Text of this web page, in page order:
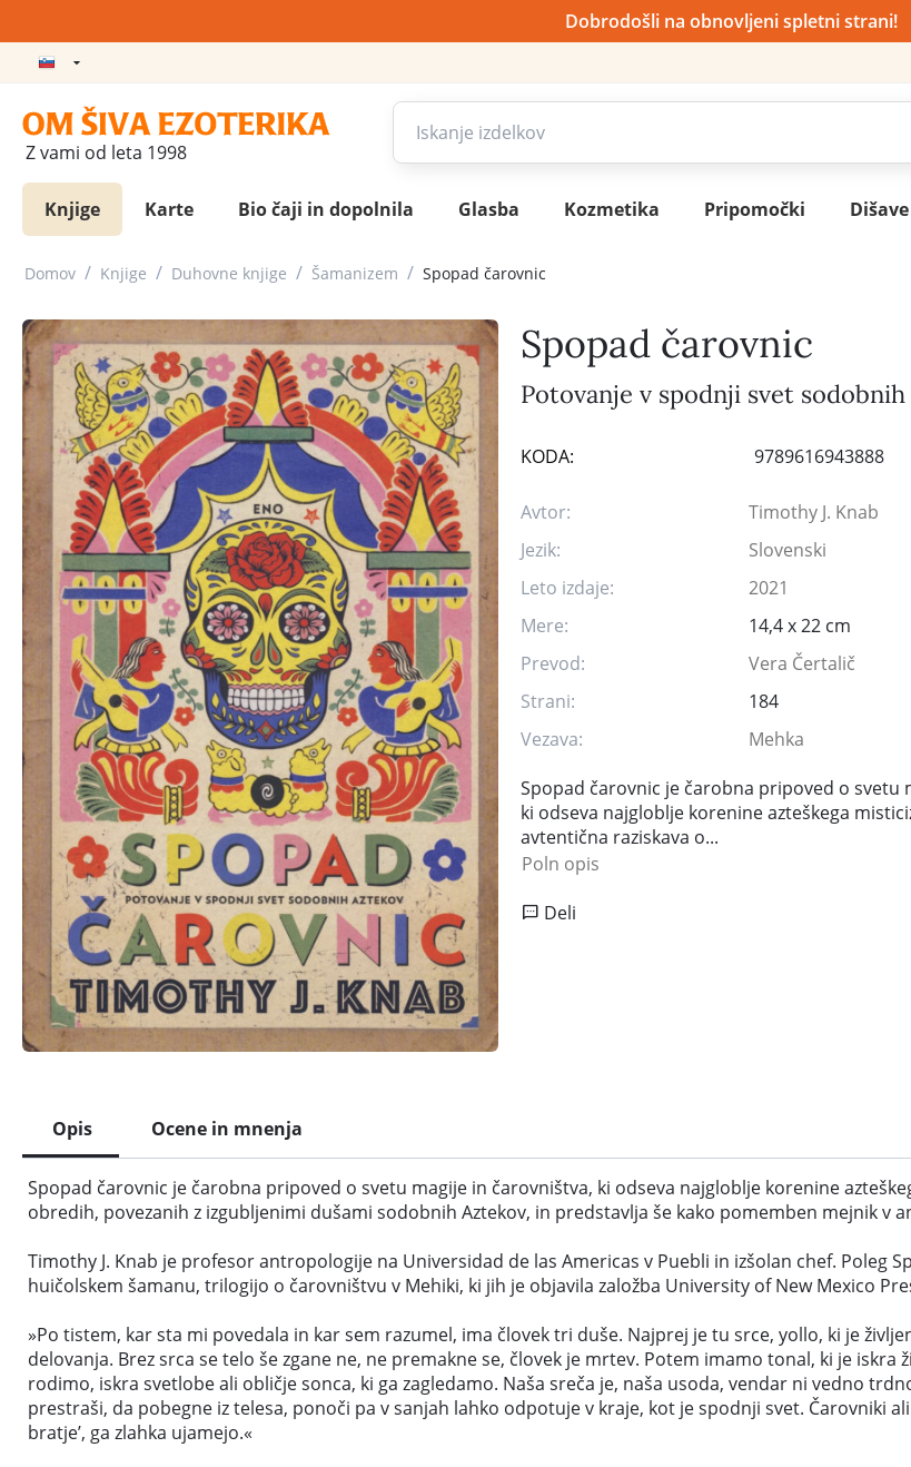
Dobrodošli na obnovljeni spletni strani!
Z vami od leta 1998
Knjige Karte Bio čaji in dopolnila Glasba Kozmetika Pripomočki Dišave
Domov / Knjige / Duhovne knjige / Šamanizem / Spopad čarovnic
Spopad čarovnic
Potovanje v spodnji svet
KODA: 9789616943888
Avtor:
Timothy J. Knab
Jezik:
Slovenski
Leto izdaje:
2021
Mere:
14,4 x 22 cm
Prevod:
Vera Čertalič
Strani:
184
Vezava:
Mehka
Spopad čarovnic je čarobna pripoved o svetu
ki odseva najgloblje korenine azteškega
avtentična raziskava o...
Poln opis
Deli
Opis Ocene in mnenja
Spopad čarovnic je čarobna pripoved o svetu magije in čarovništva, ki odseva najgloblje korenine
obredih, povezanih z izgubljenimi dušami sodobnih Aztekov, in predstavlja še kako pomemben mejnik v
Timothy J. Knab je profesor antropologije na Universidad de las Americas v Puebli in izšolan chef. Poleg
huičolskem šamanu, trilogijo o čarovništvu v Mehiki, ki jih je objavila založba University of New Mexico
»Po tistem, kar sta mi povedala in kar sem razumel, ima človek tri duše. Najprej je tu srce, yollo, ki je
delovanja. Brez srca se telo še zgane ne, ne premakne se, človek je mrtev. Potem imamo tonal, ki je
rodimo, iskra svetlobe ali obličje sonca, ki ga zagledamo. Naša sreča je, naša usoda, vendar ni vedno
prestraši, da pobegne iz telesa, ponoči pa v sanjah lahko odpotuje v kraje, kot je spodnji svet. Čarovniki
bratje’, ga zlahka ujamejo.«